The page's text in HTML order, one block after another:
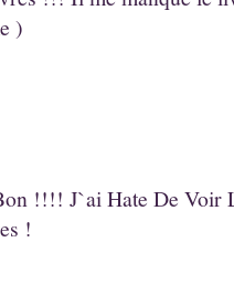
)
!!!! J`ai Hate De Voir
!